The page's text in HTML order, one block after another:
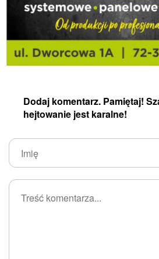
Dodaj komentarz. Pamiętaj!
hejtowanie jest karalne!